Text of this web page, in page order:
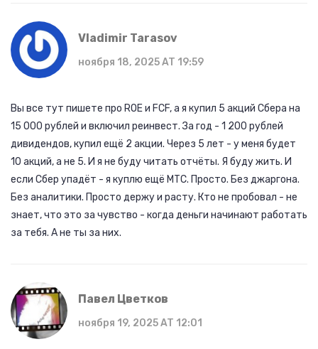
Vladimir Tarasov
ноября 18, 2025 AT 19:59
Вы все тут пишете про ROE и FCF, а я купил 5 акций Сбера на
15 000 рублей и включил реинвест. За год - 1 200 рублей
дивидендов, купил ещё 2 акции. Через 5 лет - у меня будет
10 акций, а не 5. И я не буду читать отчёты. Я буду жить. И
если Сбер упадёт - я куплю ещё МТС. Просто. Без джаргона.
Без аналитики. Просто держу и расту. Кто не пробовал - не
знает, что это за чувство - когда деньги начинают работать
за тебя. А не ты за них.
Павел Цветков
ноября 19, 2025 AT 12:01